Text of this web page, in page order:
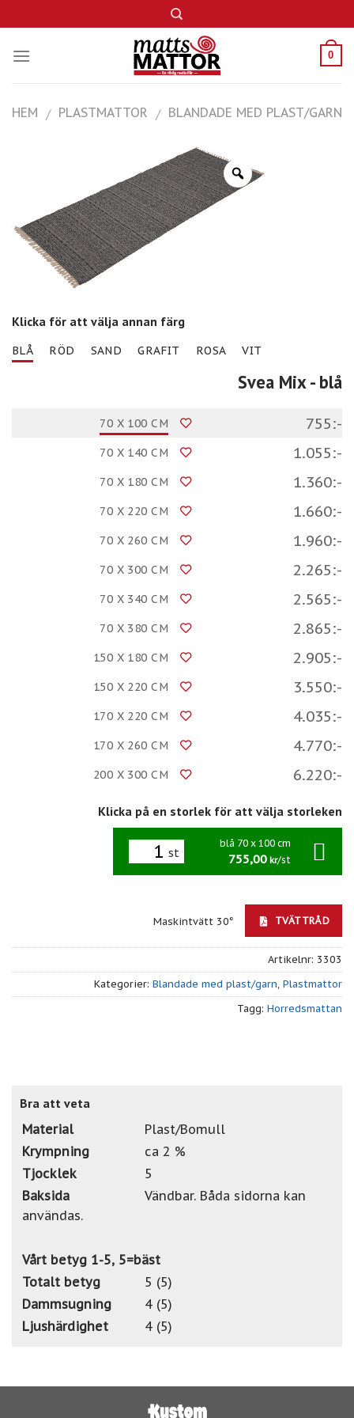
to
content
0
HEM / PLASTMATTOR / BLANDADE MED PLAST/GARN
Klicka för att välja annan färg
BLÅ RÖD SAND GRAFIT ROSA VIT
Svea Mix- blå
70 X 100 CM 755:-
70 X 140 CM 1.055:-
70 X 180 CM 1.360:-
70 X 220 CM 1.660:-
70 X 260 CM 1.960:-
70 X 300 CM 2.265:-
70 X 340 CM 2.565:-
70 X 380 CM 2.865:-
150 X 180 CM 2.905:-
150 X 220 CM 3.550:-
170 X 220 CM 4.035:-
170 X 260 CM 4.770:-
200 X 300 CM 6.220:-
Klicka på en storlek för att välja storleken
st
blå 70 x 100 cm
755,00 kr/st
Maskintvätt 30° TVÄTTRÅD
Artikelnr: 3303
Kategorier: Blandade med plast/garn, Plastmattor
Tagg: Horredsmattan
Bra att veta
Material
Plast/Bomull
Krympning
ca 2 %
Tjocklek
5
Baksida
Vändbar. Båda sidorna kan
användas.
Vårt betyg 1-5, 5=bäst
Totalt betyg
5 (5)
Dammsugning
4 (5)
Ljushärdighet
4 (5)